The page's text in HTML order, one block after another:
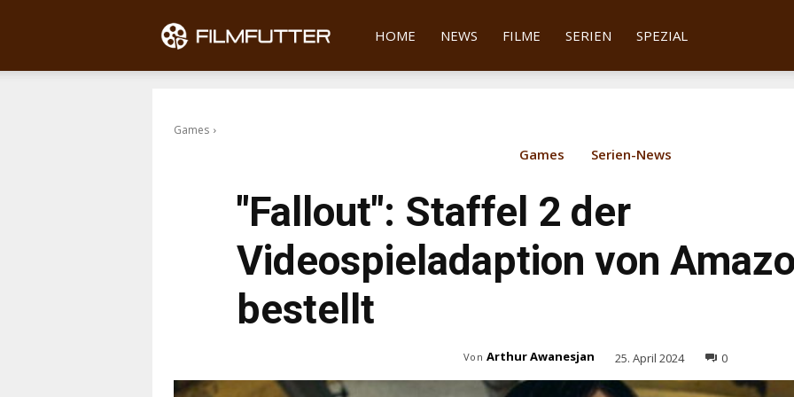
Filmfutter
HOME NEWS FILME SERIEN SPEZIAL
Games
Games Serien-News
"Fallout": Staffel 2 der
Videospieladaption von
bestellt
Von Arthur Awanesjan 25. April 2024 0